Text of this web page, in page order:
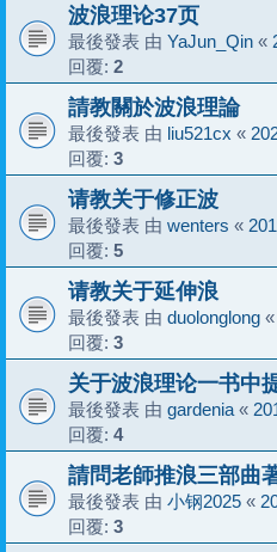
波浪理论37页
最後發表 由 YaJun_Qin «
回覆: 2
請教關於波浪理論
最後發表 由 liu521cx «
回覆: 3
请教关于修正波
最後發表 由 wenters «
回覆: 5
请教关于延伸浪
最後發表 由 duolonglong «
回覆: 3
关于波浪理论一书中
最後發表 由 gardenia «
回覆: 4
請問老師推浪三部曲
最後發表 由 小钢2025 «
回覆: 3